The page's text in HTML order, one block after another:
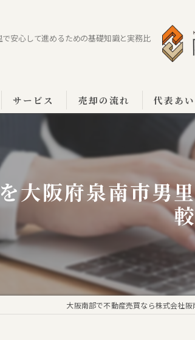
安心して進めるための基礎知識と実務比
サービス 売却の流れ 代表あ
大阪府泉南市男
大阪南部で不動産売買なら株式会社阪